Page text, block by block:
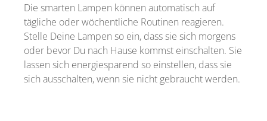
Die smarten Lampen können automatisch auf
tägliche oder wöchentliche Routinen reagieren.
Stelle Deine Lampen so ein, dass sie sich morgens
oder bevor Du nach Hause kommst einschalten. Sie
lassen sich energiesparend so einstellen, dass sie
sich ausschalten, wenn sie nicht gebraucht werden.